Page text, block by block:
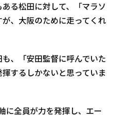
る松田に対して、「マラソ
、大阪のために走ってくれ
、「安田監督に呼んでいた
するしかないと思っていま
に全員が力を発揮し、エー